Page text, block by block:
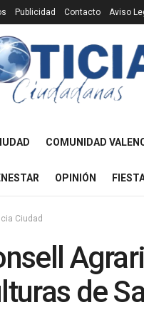
Publicidad Contacto Aviso
COMUNIDAD
OPINIÓN
Ciudad
de